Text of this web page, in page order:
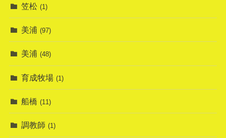
笠松 (1)
美浦 (97)
美浦 (48)
育成牧場 (1)
船橋 (11)
調教師 (1)